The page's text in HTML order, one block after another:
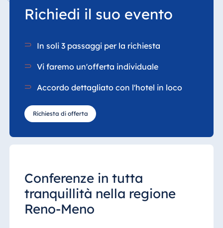
Richiedi il suo evento
In soli 3 passaggi per la richiesta
Vi faremo un'offerta individuale
Accordo dettagliato con l'hotel in loco
Richiesta di offerta
Conferenze in tutta
tranquillità nella regione
Reno-Meno